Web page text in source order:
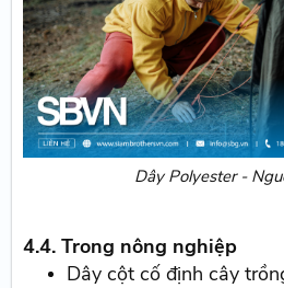
Dây Polyester -
4.4. Trong nông nghiệp
Dây cột cố định cây